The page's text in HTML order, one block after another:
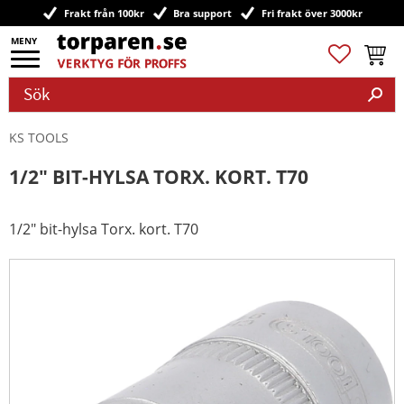
Meny
Frakt från 100kr Bra support Fri frakt över 3000kr
Favoriter
KS TOOLS
1/2" BIT-HYLSA TORX. KORT. T70
1/2" bit-hylsa Torx. kort. T70